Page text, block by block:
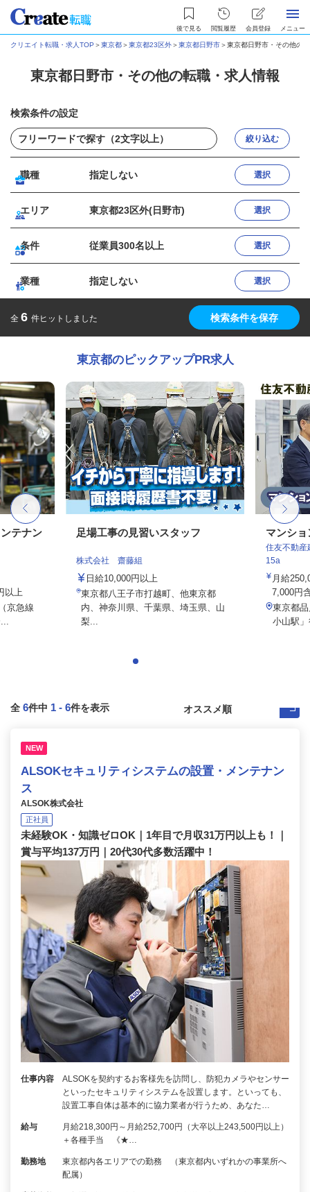
後で見る 閲覧履歴 会員登録 メニュー
クリエイト転職・求人TOP ＞東京都＞東京都23区外＞東京都日野市＞東京都日野市・その他の
東京都日野市・その他の転職・求人情報
検索条件の設定
絞り込む
職種 指定しない 選択
エリア 東京都23区外(日野市) 選択
条件 従業員300名以上 選択
業種 指定しない 選択
全 6 件ヒットしました 検索条件を保存
東京都のピックアップPR求人
テナン
以上
京急線
足場工事の見習いスタッフ
株式会社 齋藤組
日給10,000円以上
東京都八王子市打越町、他東京都
内、神奈川県、千葉県、埼玉県、山
梨...
マンシ
住友不動産
15a
月給
7,000円
東京都
小山駅
全 6件中 1 - 6件を表示
NEW
ALSOKセキュリティシステムの設置・メンテナン
ス
ALSOK株式会社
正社員
未経験OK・知識ゼロOK｜1年目で月収31万円以上も！｜
賞与平均137万円｜20代30代多数活躍中！
仕事内容
ALSOKを契約するお客様先を訪問し、防犯カメラやセンサー
といったセキュリティシステムを設置します。といっても、
設置工事自体は基本的に協力業者が行うため、あなた…
給与
月給218,300円～月給252,700円（大卒以上243,500円以上）
＋各種手当 《★…
勤務地
東京都内各エリアでの勤務 （東京都内いずれかの事業所へ
配属）